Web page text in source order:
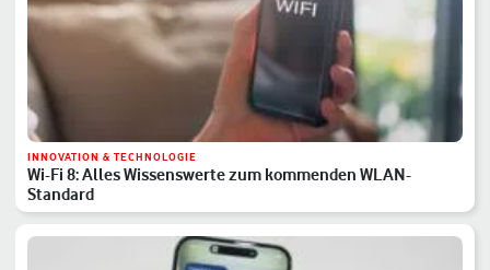
INNOVATION & TECHNOLOGIE
Wi-Fi 8: Alles Wissenswerte zum kommenden WLAN-
Standard